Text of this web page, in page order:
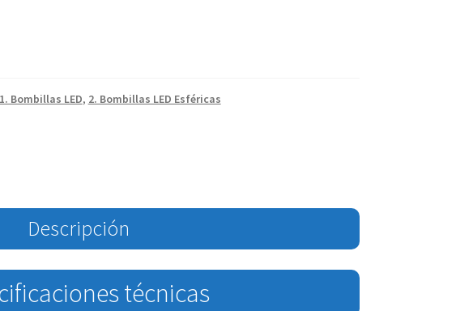
1. Bombillas LED, 2. Bombillas LED Esféricas
Descripción
técnicas